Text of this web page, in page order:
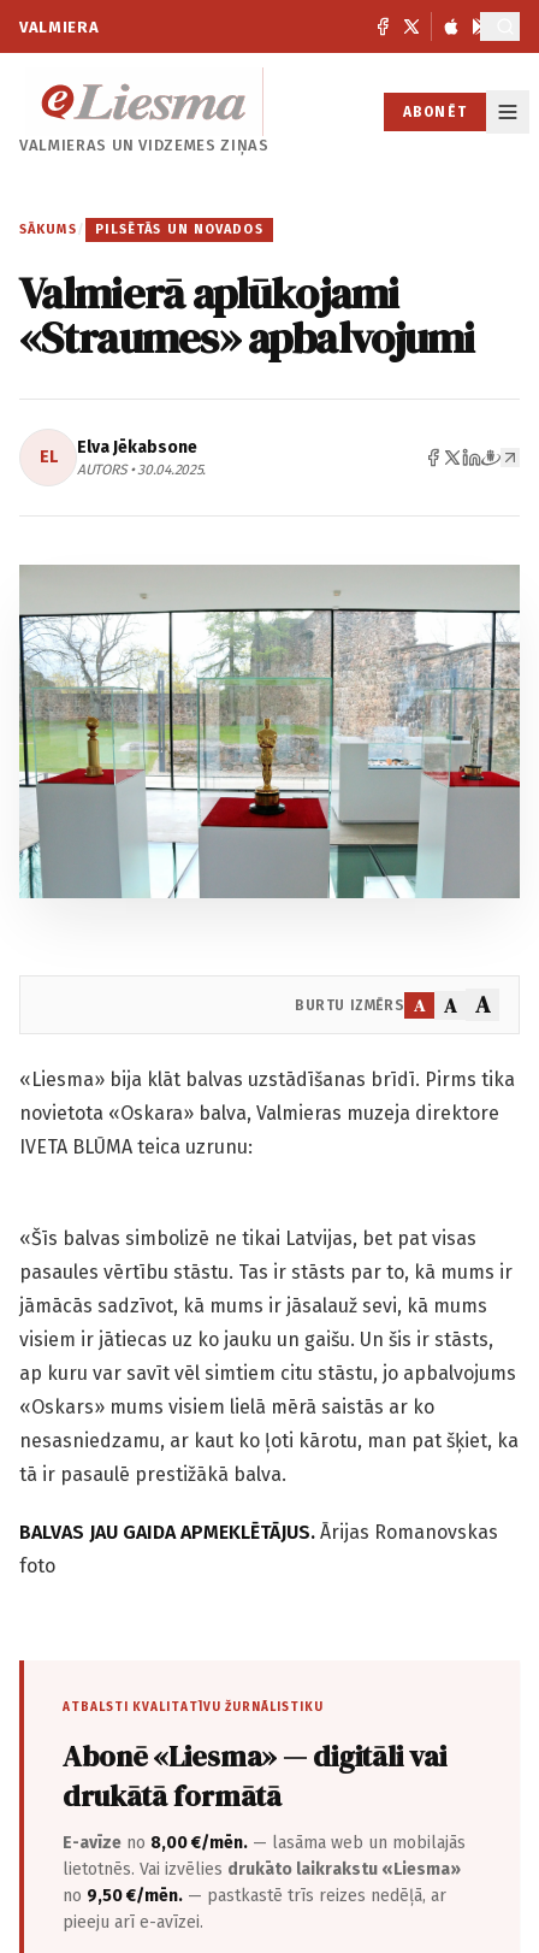
VALMIERA
VALMIERAS UNVIDZEMES ZIŅAS
ABONĒT
SĀKUMS / PILSĒTĀS UN NOVADOS
Valmierā aplūkojami
«Straumes» apbalvojumi
EL Elva Jēkabsone
AUTORS • 30.04.2025.
BURTU IZMĒRS A A A
«Liesma» bija klāt balvas uzstādīšanas brīdī. Pirms tika
novietota «Oskara» balva, Valmieras muzeja direktore
IVETA BLŪMA teica uzrunu:
«Šīs balvas simbolizē ne tikai Latvijas, bet pat visas
pasaules vērtību stāstu. Tas ir stāsts par to, kā mums ir
jāmācās sadzīvot, kā mums ir jāsalauž sevi, kā mums
visiem ir jātiecas uz ko jauku un gaišu. Un šis ir stāsts,
ap kuru var savīt vēl simtiem citu stāstu, jo apbalvojums
«Oskars» mums visiem lielā mērā saistās ar ko
nesasniedzamu, ar kaut ko ļoti kārotu, man pat šķiet, ka
tā ir pasaulē prestižākā balva.
BALVAS JAU GAIDA APMEKLĒTĀJUS. Ārijas Romanovskas
foto
ATBALSTI KVALITATĪVU ŽURNĀLISTIKU
Abonē «Liesma» — digitāli vai
drukātā formātā
E-avīze no 8,00 €/mēn. — lasāma web un mobilajās
lietotnēs. Vai izvēlies drukāto laikrakstu «Liesma»
no 9,50 €/mēn. — pastkastē trīs reizes nedēļā, ar
pieeju arī e-avīzei.